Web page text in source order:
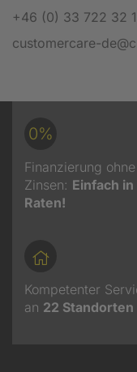
+46 (0) 33 722 32
customercare-
0%
Finanzierung ohne
Zinsen: Einfach in
Raten!
Kompetenter
an 22 Standorten